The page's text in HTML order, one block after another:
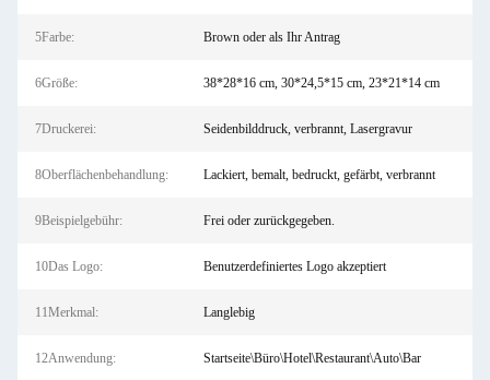
5Farbe: Brown oder als Ihr Antrag
6Größe: 38*28*16 cm, 30*24,5*15 cm, 23*21*14 cm
7Druckerei: Seidenbilddruck, verbrannt, Lasergravur
8Oberflächenbehandlung: Lackiert, bemalt, bedruckt, gefärbt, verbrannt
9Beispielgebühr: Frei oder zurückgegeben.
10Das Logo: Benutzerdefiniertes Logo akzeptiert
11Merkmal: Langlebig
12Anwendung: Startseite\Büro\Hotel\Restaurant\Auto\Bar